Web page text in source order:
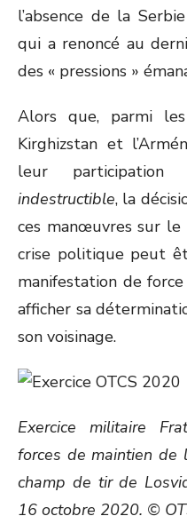
l’absence de la
qui a renoncé au
des « pressions »
Alors que, parmi
Kirghizstan et
leur participation
indestructible, la
ces manœuvres sur le
crise politique peut
manifestation de
afficher sa
son voisinage.
Exercice militaire
forces de maintien de
champ de tir de
16 octobre 2020. ©